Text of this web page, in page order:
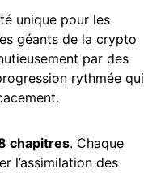
unique pour les
géants de la crypto
par des
rythmée qui
chapitres. Chaque
l’assimilation des